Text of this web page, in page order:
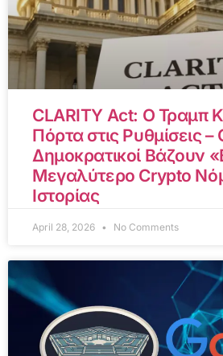
CLARITY Act: Ο Τραμπ
Πόρτα στις Ρυθμίσεις –
Δημοκρατικοί Βάζουν
Μεγαλύτερο Crypto
Ιστορίας
April 28, 2026 No Comments